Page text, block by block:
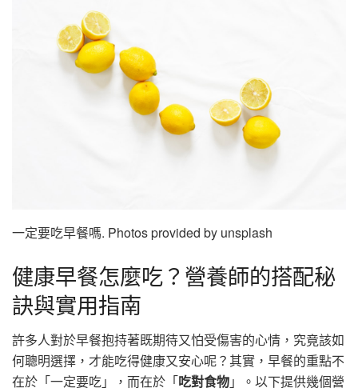
一定要吃早餐嗎. Photos provided by unsplash
健康早餐怎麼吃？營養師的搭配秘
訣與實用指南
許多人對於早餐抱持著既期待又怕受傷害的心情，究竟該如
何聰明選擇，才能吃得健康又安心呢？其實，早餐的重點不
在於「一定要吃」，而在於「吃對食物」。以下提供幾個營